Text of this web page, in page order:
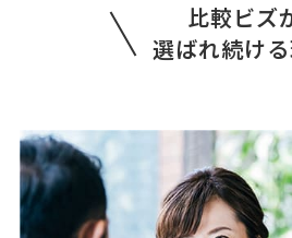
比較ビズ
選ばれ続け
人気案件
社会保険
せ
[依頼したい業務] 顧問社労士 給与計算 助
社規模] 11〜30名 [依頼・相談内容] 給与計